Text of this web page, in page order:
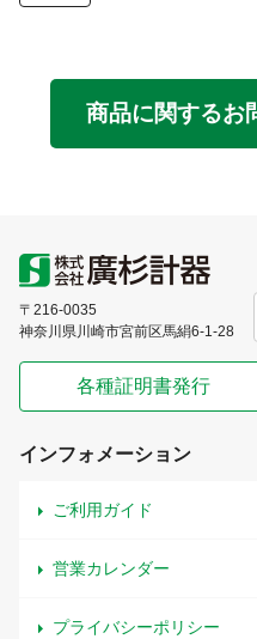
商品に関するお
〒216-0035
神奈川県川崎市宮前区馬絹6-1-28
各種証明書発行
インフォメーション
ご利用ガイド
営業カレンダー
プライバシーポリシー